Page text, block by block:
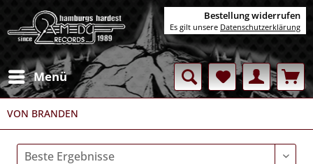
Menü
VON BRANDEN
Bestellung widerrufen
Es gilt unsere Datenschutzerklärung